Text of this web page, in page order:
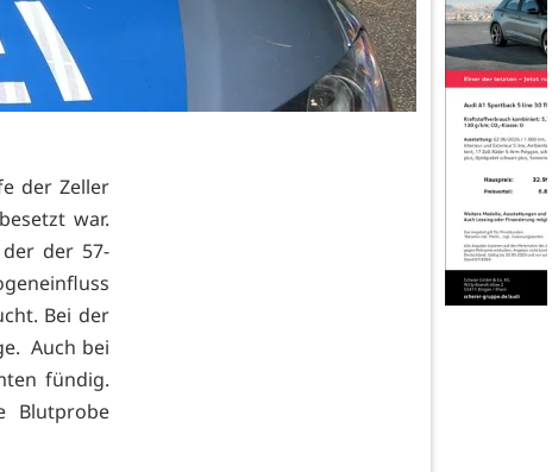
der Zeller
war.
der 57-
Bei der
Auch bei
fündig.
Blutprobe